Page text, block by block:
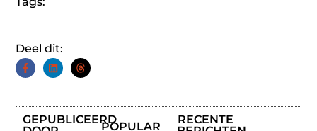
Deel dit:
GEPUBLICEERD
POPULAR
RECENTE